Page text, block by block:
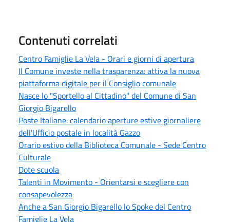
Contenuti correlati
Centro Famiglie La Vela - Orari e giorni di apertura
Il Comune investe nella trasparenza: attiva la nuova
piattaforma digitale per il Consiglio comunale
Nasce lo "Sportello al Cittadino" del Comune di San
Giorgio Bigarello
Poste Italiane: calendario aperture estive giornaliere
dell'Ufficio postale in località Gazzo
Orario estivo della Biblioteca Comunale - Sede Centro
Culturale
Dote scuola
Talenti in Movimento - Orientarsi e scegliere con
consapevolezza
Anche a San Giorgio Bigarello lo Spoke del Centro
Famiglie La Vela